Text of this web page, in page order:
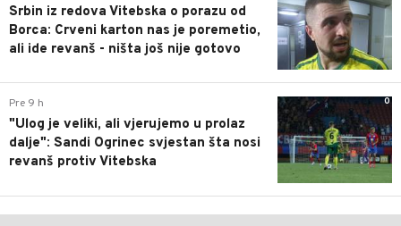
Srbin iz redova Vitebska o porazu od
Borca: Crveni karton nas je poremetio,
ali ide revanš - ništa još nije gotovo
0
Pre 9 h
"Ulog je veliki, ali vjerujemo u prolaz
dalje": Sandi Ogrinec svjestan šta nosi
revanš protiv Vitebska